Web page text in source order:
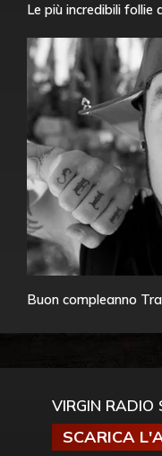
Le più incredibili follie
Buon compleanno
VIRGIN RADIO
SCARICA